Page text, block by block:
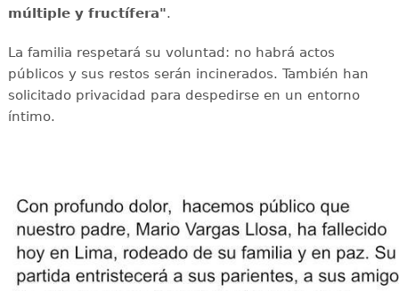
múltiple y fructífera".
La familia respetará su voluntad: no habrá actos
públicos y sus restos serán incinerados. También han
solicitado privacidad para despedirse en un entorno
íntimo.